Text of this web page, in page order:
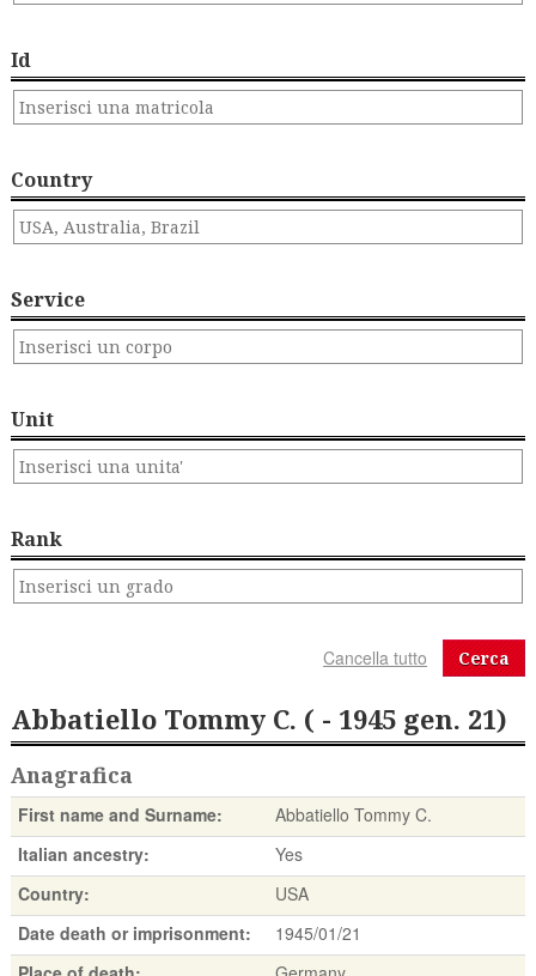
Id
Country
Service
Unit
Rank
Cerca
Abbatiello Tommy C. ( - 1945 gen. 21)
Anagrafica
First name and Surname:
Abbatiello Tommy C.
Italian ancestry:
Yes
Country:
USA
Date death or imprisonment:
1945/01/21